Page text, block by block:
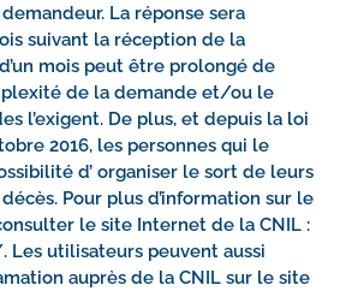
La réponse sera
suivant la réception de la
mois peut être prolongé de
de la demande et/ou le
l’exigent. De plus, et depuis la loi
2016, les personnes qui le
d’ organiser le sort de leurs
Pour plus d’information sur le
le site Internet de la CNIL :
utilisateurs peuvent aussi
auprès de la CNIL sur le site